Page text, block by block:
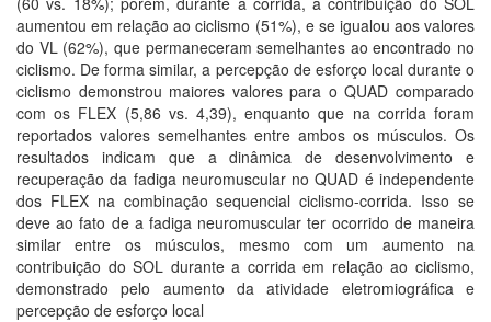
aumentou em relação ao ciclismo (51%), e se igualou aos valores
do VL (62%), que permaneceram semelhantes ao encontrado no
ciclismo. De forma similar, a percepção de esforço local durante o
ciclismo demonstrou maiores valores para o QUAD comparado
com os FLEX (5,86 vs. 4,39), enquanto que na corrida foram
reportados valores semelhantes entre ambos os músculos. Os
resultados indicam que a dinâmica de desenvolvimento e
recuperação da fadiga neuromuscular no QUAD é independente
dos FLEX na combinação sequencial ciclismo-corrida. Isso se
deve ao fato de a fadiga neuromuscular ter ocorrido de maneira
similar entre os músculos, mesmo com um aumento na
contribuição do SOL durante a corrida em relação ao ciclismo,
demonstrado pelo aumento da atividade eletromiográfica e
percepção de esforço local